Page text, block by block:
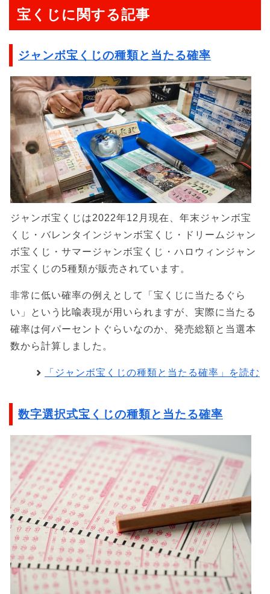
宝くじに関する記事
ジャンボ宝くじの種類と当たる確率
ジャンボ宝くじは2022年12月現在、年末ジャンボ宝
くじ・バレンタインジャンボ宝くじ・ドリームジャン
ボ宝くじ・サマージャンボ宝くじ・ハロウィンジャン
ボ宝くじの5種類が販売されています。
非常に低い確率の例えとして「宝くじに当たるぐら
い」という比喩表現が用いられますが、実際に当たる
確率は何パーセントぐらいなのか、発売総額と当選本
数から計算しました。
「ジャンボ宝くじの種類と当たる確率」を読む
数字選択式宝くじの種類と当たる確率